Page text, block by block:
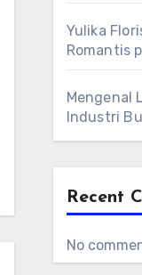
Yulika
Romantis
Mengenal
Industri
Recent
No